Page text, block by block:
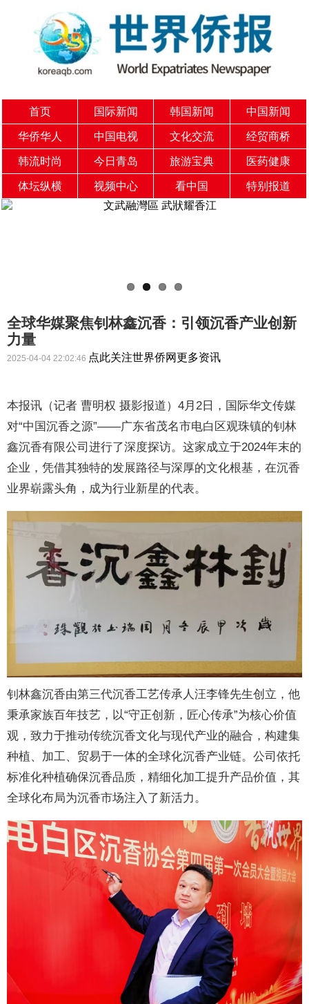
首页 国际新闻 韩国新闻 中国新闻
华侨华人 中国电视 文化交流 经贸商桥
韩流时尚 今日青岛 旅游宝典 医药健康
体坛纵横 视频中心 看中国 特别报道
全球华媒聚焦钊林鑫沉香：引领沉香产业创新
力量
2025-04-04 22:02:46 点此关注世界侨网更多资讯
本报讯（记者 曹明权 摄影报道）4月2日，国际华文传媒
对“中国沉香之源”——广东省茂名市电白区观珠镇的钊林
鑫沉香有限公司进行了深度探访。这家成立于2024年末的
企业，凭借其独特的发展路径与深厚的文化根基，在沉香
业界崭露头角，成为行业新星的代表。
钊林鑫沉香由第三代沉香工艺传承人汪李锋先生创立，他
秉承家族百年技艺，以“守正创新，匠心传承”为核心价值
观，致力于推动传统沉香文化与现代产业的融合，构建集
种植、加工、贸易于一体的全球化沉香产业链。公司依托
标准化种植确保沉香品质，精细化加工提升产品价值，其
全球化布局为沉香市场注入了新活力。